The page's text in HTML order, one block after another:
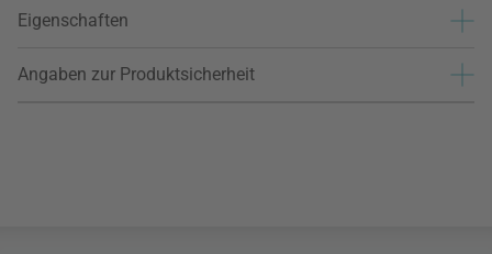
Eigenschaften
Angaben zur Produktsicherheit